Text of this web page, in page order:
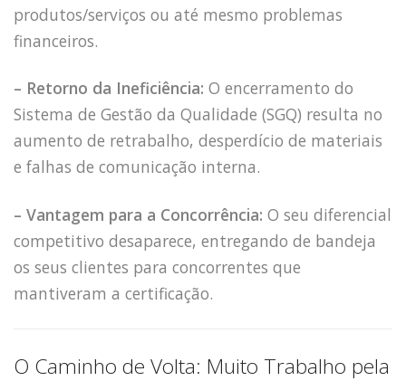
produtos/serviços ou até mesmo problemas
financeiros.
– Retorno da Ineficiência: O encerramento do
Sistema de Gestão da Qualidade (SGQ) resulta no
aumento de retrabalho, desperdício de materiais
e falhas de comunicação interna.
– Vantagem para a Concorrência: O seu diferencial
competitivo desaparece, entregando de bandeja
os seus clientes para concorrentes que
mantiveram a certificação.
O Caminho de Volta: Muito Trabalho pela